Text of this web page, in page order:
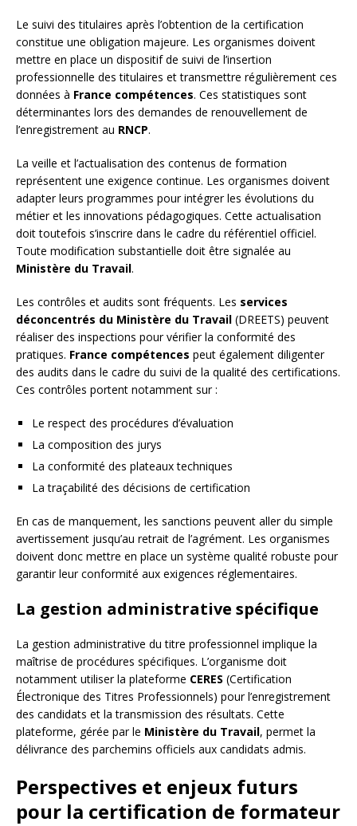
Le suivi des titulaires après l’obtention de la certification
constitue une obligation majeure. Les organismes doivent
mettre en place un dispositif de suivi de l’insertion
professionnelle des titulaires et transmettre régulièrement ces
données à France compétences. Ces statistiques sont
déterminantes lors des demandes de renouvellement de
l’enregistrement au RNCP.
La veille et l’actualisation des contenus de formation
représentent une exigence continue. Les organismes doivent
adapter leurs programmes pour intégrer les évolutions du
métier et les innovations pédagogiques. Cette actualisation
doit toutefois s’inscrire dans le cadre du référentiel officiel.
Toute modification substantielle doit être signalée au
Ministère du Travail.
Les contrôles et audits sont fréquents. Les services
déconcentrés du Ministère du Travail (DREETS) peuvent
réaliser des inspections pour vérifier la conformité des
pratiques. France compétences peut également diligenter
des audits dans le cadre du suivi de la qualité des certifications.
Ces contrôles portent notamment sur :
Le respect des procédures d’évaluation
La composition des jurys
La conformité des plateaux techniques
La traçabilité des décisions de certification
En cas de manquement, les sanctions peuvent aller du simple
avertissement jusqu’au retrait de l’agrément. Les organismes
doivent donc mettre en place un système qualité robuste pour
garantir leur conformité aux exigences réglementaires.
La gestion administrative spécifique
La gestion administrative du titre professionnel implique la
maîtrise de procédures spécifiques. L’organisme doit
notamment utiliser la plateforme CERES (Certification
Électronique des Titres Professionnels) pour l’enregistrement
des candidats et la transmission des résultats. Cette
plateforme, gérée par le Ministère du Travail, permet la
délivrance des parchemins officiels aux candidats admis.
Perspectives et enjeux futurs
pour la certification de formateur